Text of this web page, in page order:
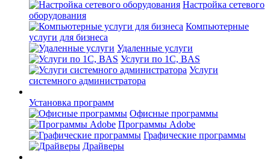
Настройка сетевого
оборудования
Компьютерные
услуги для бизнеса
Удаленные услуги
Услуги по 1С, BAS
Услуги
системного администратора
Установка программ
Офисные программы
Программы Adobe
Графические программы
Драйверы